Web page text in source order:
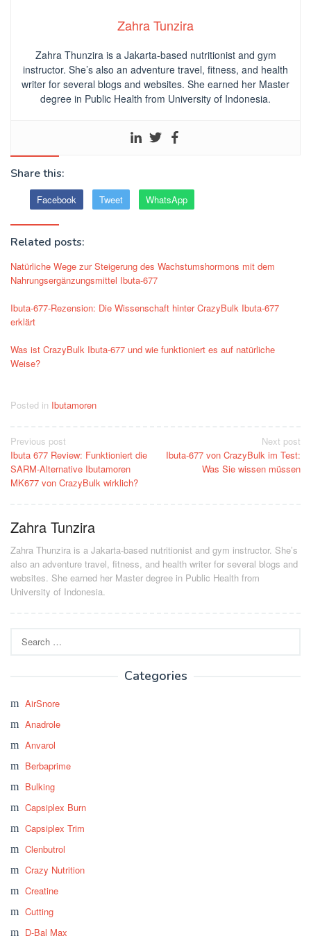
Zahra Tunzira
Zahra Thunzira is a Jakarta-based nutritionist and gym
instructor. She’s also an adventure travel, fitness, and health
writer for several blogs and websites. She earned her Master
degree in Public Health from University of Indonesia.
Share this:
Facebook Tweet WhatsApp
Related posts:
Natürliche Wege zur Steigerung des Wachstumshormons mit dem
Nahrungsergänzungsmittel Ibuta-677
Ibuta-677-Rezension: Die Wissenschaft hinter CrazyBulk Ibuta-677
erklärt
Was ist CrazyBulk Ibuta-677 und wie funktioniert es auf natürliche
Weise?
Posted in Ibutamoren
Post
navigation
Previous post
Ibuta 677 Review: Funktioniert die
SARM-Alternative Ibutamoren
MK677 von CrazyBulk wirklich?
Next post
Ibuta-677 von CrazyBulk im Test:
Was Sie wissen müssen
Zahra Tunzira
Zahra Thunzira is a Jakarta-based nutritionist and gym instructor. She’s
also an adventure travel, fitness, and health writer for several blogs and
websites. She earned her Master degree in Public Health from
University of Indonesia.
for:
Categories
AirSnore
Anadrole
Anvarol
Berbaprime
Bulking
Capsiplex Burn
Capsiplex Trim
Clenbutrol
Crazy Nutrition
Creatine
Cutting
D-Bal Max